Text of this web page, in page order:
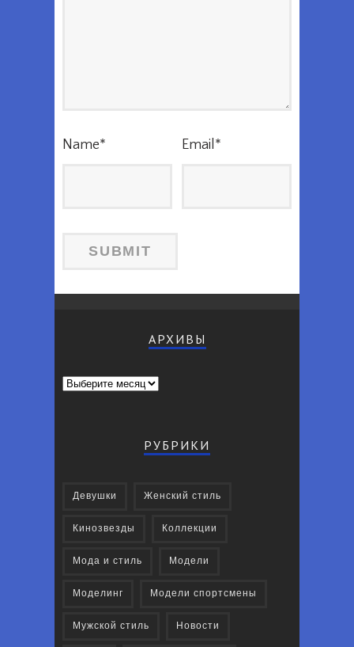
Name* Email*
АРХИВЫ
Архивы
РУБРИКИ
Девушки Женский стиль
Кинозвезды Коллекции
Мода и стиль Модели
Моделинг Модели спортсмены
Мужской стиль Новости